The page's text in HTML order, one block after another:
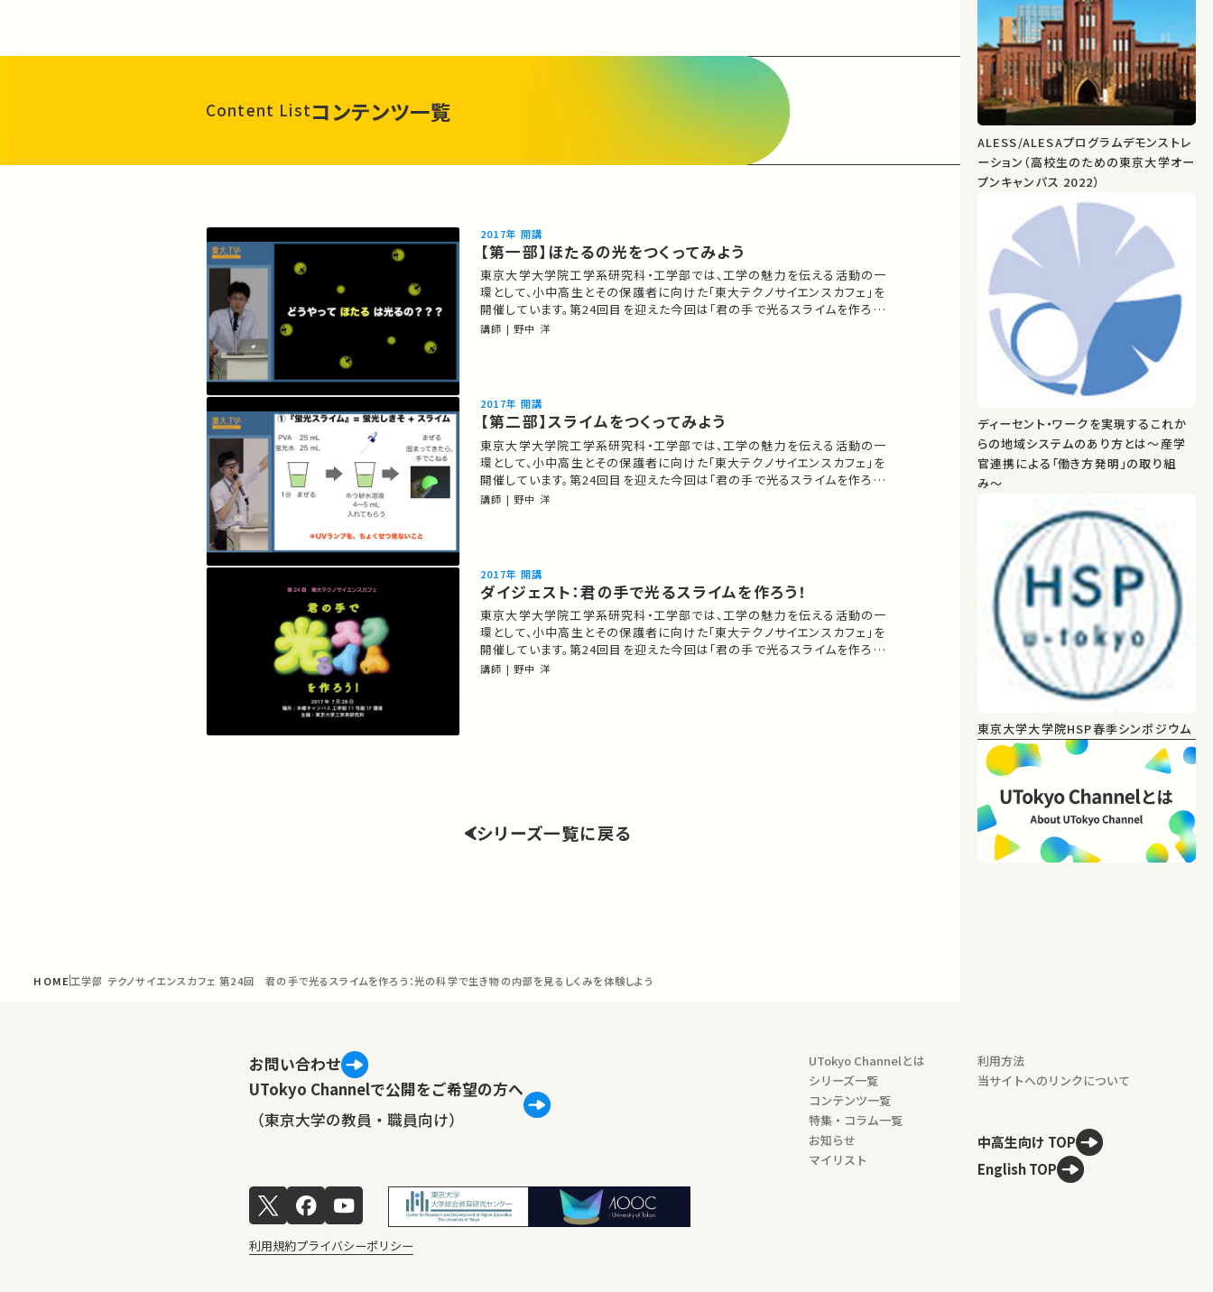
Content Listコンテンツ一覧
2017年 開講
【第一部】ほたるの光をつくってみよう
東京大学大学院工学系研究科・工学部では、工学の魅力を伝える活動の一
環として、小中高生とその保護者に向けた「東大テクノサイエンスカフェ」を
開催しています。第24回目を迎えた今回は「君の手で光るスライムを作ろう
～光の科学で生き物の内部を見るしくみを体験しよう～」をテーマに、講演・
講師 | 野中 洋
2017年 開講
【第二部】スライムをつくってみよう
東京大学大学院工学系研究科・工学部では、工学の魅力を伝える活動の一
環として、小中高生とその保護者に向けた「東大テクノサイエンスカフェ」を
開催しています。第24回目を迎えた今回は「君の手で光るスライムを作ろう
～光の科学で生き物の内部を見るしくみを体験しよう～」をテーマに、講演・
講師 | 野中 洋
2017年 開講
ダイジェスト：君の手で光るスライムを作ろう！
東京大学大学院工学系研究科・工学部では、工学の魅力を伝える活動の一
環として、小中高生とその保護者に向けた「東大テクノサイエンスカフェ」を
開催しています。第24回目を迎えた今回は「君の手で光るスライムを作ろう
～光の科学で生き物の内部を見るしくみを体験しよう～」をテーマに、講演・
講師 | 野中 洋
シリーズ一覧に戻る
HOME 工学部 テクノサイエンスカフェ 第24回 君の手で光るスライムを作ろう：光の科学で生き物の内部を見るしくみを体験しよう
ALESS/ALESAプログラムデモンストレ
ーション（高校生のための東京大学オー
プンキャンパス 2022）
ディーセント・ワークを実現するこれか
らの地域システムのあり方とは〜産学
官連携による「働き方発明」の取り組
み〜
東京大学大学院HSP春季シンポジウム
お問い合わせ
UTokyo Channelで公開をご希望の方へ
（東京大学の教員・職員向け）
UTokyo Channelとは
シリーズ一覧
コンテンツ一覧
特集・コラム一覧
お知らせ
マイリスト
利用方法
当サイトへのリンクについて
中高生向け TOP
English TOP
利用規約プライバシーポリシー